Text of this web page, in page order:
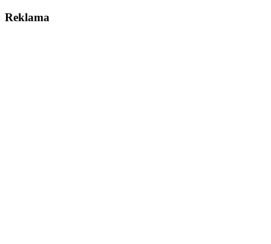
Reklama